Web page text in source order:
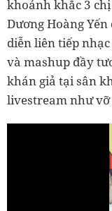
khoảnh khắc 3
Dương Hoàng
diễn liên tiếp
và mashup đầy
khán giả tại sân
livestream như vỡ